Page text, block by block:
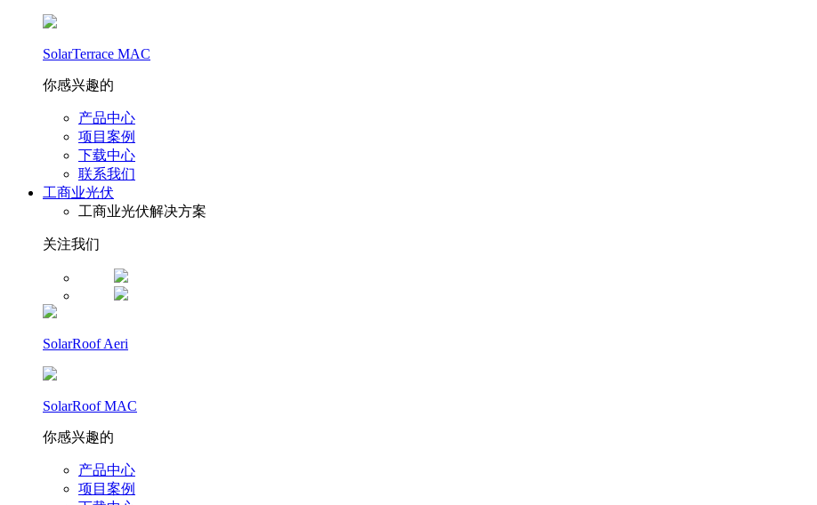
SolarTerrace MAC
你感兴趣的
产品中心
项目案例
下载中心
联系我们
工商业光伏
工商业光伏解决方案
关注我们
SolarRoof Aeri
SolarRoof MAC
你感兴趣的
产品中心
项目案例